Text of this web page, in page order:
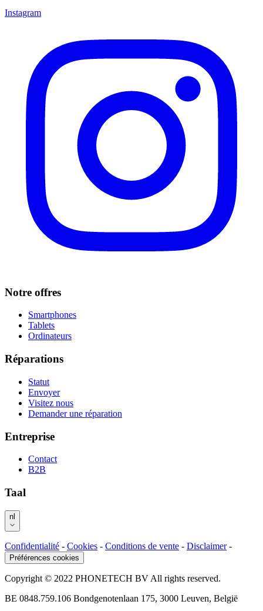
Instagram
Notre offres
Smartphones
Tablets
Ordinateurs
Réparations
Statut
Envoyer
Visitez nous
Demander une réparation
Entreprise
Contact
B2B
Taal
nl
Confidentialité - Cookies - Conditions de vente - Disclaimer -
Préférences cookies
Copyright © 2022 PHONETECH BV All rights reserved.
BE 0848.759.106 Bondgenotenlaan 175, 3000 Leuven, België